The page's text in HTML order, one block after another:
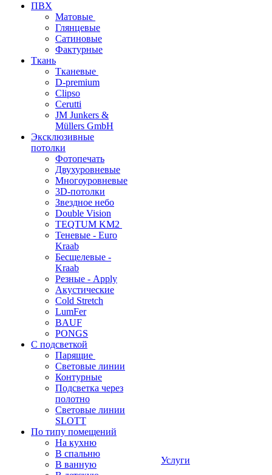
ПВХ
Матовые
Глянцевые
Сатиновые
Фактурные
Ткань
Тканевые
D-premium
Clipso
Cerutti
JM Junkers &
Müllers GmbH
Эксклюзивные
потолки
Фотопечать
Двухуровневые
Многоуровневые
3D-потолки
Звездное небо
Double Vision
TEQTUM KM2
Теневые - Euro
Kraab
Бесщелевые -
Kraab
Резные - Apply
Акустические
Cold Stretch
LumFer
BAUF
PONGS
С подсветкой
Парящие
Световые линии
Контурные
Подсветка через
полотно
Световые линии
SLOTT
По типу помещений
На кухню
В спальню
В ванную
Услуги